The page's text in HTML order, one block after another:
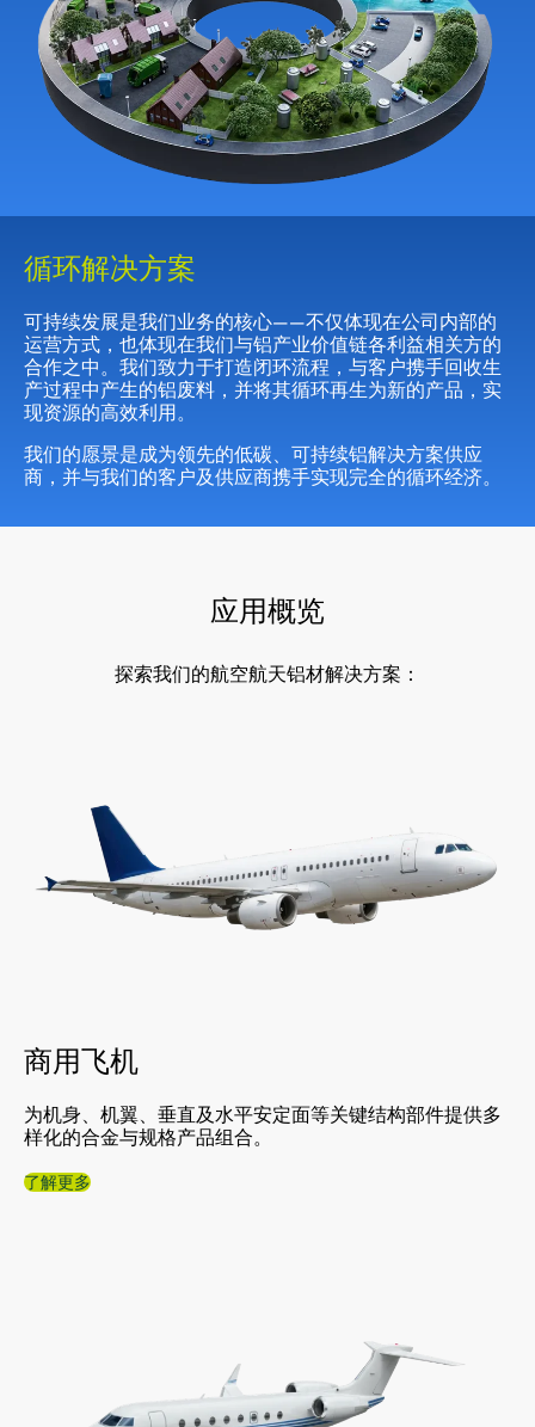
循环解决方案
可持续发展是我们业务的核心——不仅体现在公司内部的
运营方式，也体现在我们与铝产业价值链各利益相关方的
合作之中。我们致力于打造闭环流程，与客户携手回收生
产过程中产生的铝废料，并将其循环再生为新的产品，实
现资源的高效利用。
我们的愿景是成为领先的低碳、可持续铝解决方案供应
商，并与我们的客户及供应商携手实现完全的循环经济。
应用概览
探索我们的航空航天铝材解决方案：
商用飞机
为机身、机翼、垂直及水平安定面等关键结构部件提供多
样化的合金与规格产品组合。
了解更多